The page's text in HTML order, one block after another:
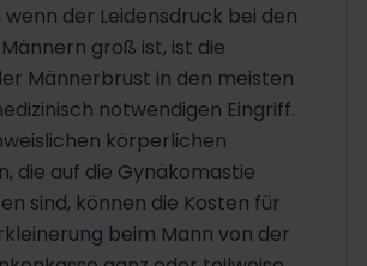
wenn der Leidensdruck bei den
groß ist, ist die
Männerbrust in den meisten
notwendigen Eingriff.
körperlichen
die auf die Gynäkomastie
sind, können die Kosten für
beim Mann von der